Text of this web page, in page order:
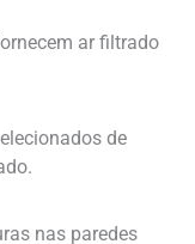
ar filtrado
de
nas paredes